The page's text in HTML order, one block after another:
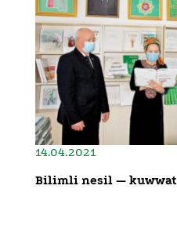
14.04.2021
Bilimli nesil —